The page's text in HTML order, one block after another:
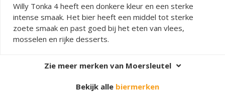
Willy Tonka 4 heeft een donkere kleur en een sterke
intense smaak. Het bier heeft een middel tot sterke
zoete smaak en past goed bij het eten van vlees,
mosselen en rijke desserts.
Zie meer merken van Moersleutel
Bekijk alle biermerken